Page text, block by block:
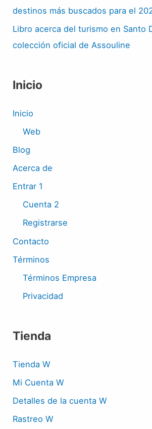
destinos más buscados para el
Libro acerca del turismo en Santo
colección oficial de Assouline
Inicio
Inicio
Web
Blog
Acerca de
Entrar 1
Cuenta 2
Registrarse
Contacto
Términos
Términos Empresa
Privacidad
Tienda
Tienda W
Mi Cuenta W
Detalles de la cuenta W
Rastreo W